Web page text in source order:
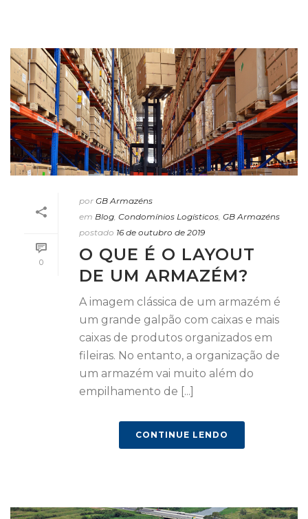
0
por GB Armazéns
em Blog Condomínios Logísticos GB Armazéns
postado 16 de outubro de 2019
O QUE É O LAYOUT
DE UM ARMAZÉM?
A imagem clássica de um armazém é
um grande galpão com caixas e mais
caixas de produtos organizados em
fileiras. No entanto, a organização de
um armazém vai muito além do
empilhamento de [...]
CONTINUE LENDO